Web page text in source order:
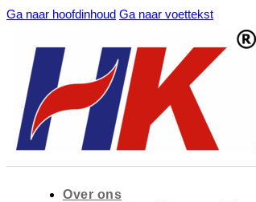
Ga naar hoofdinhoud Ga naar voettekst
Over ons